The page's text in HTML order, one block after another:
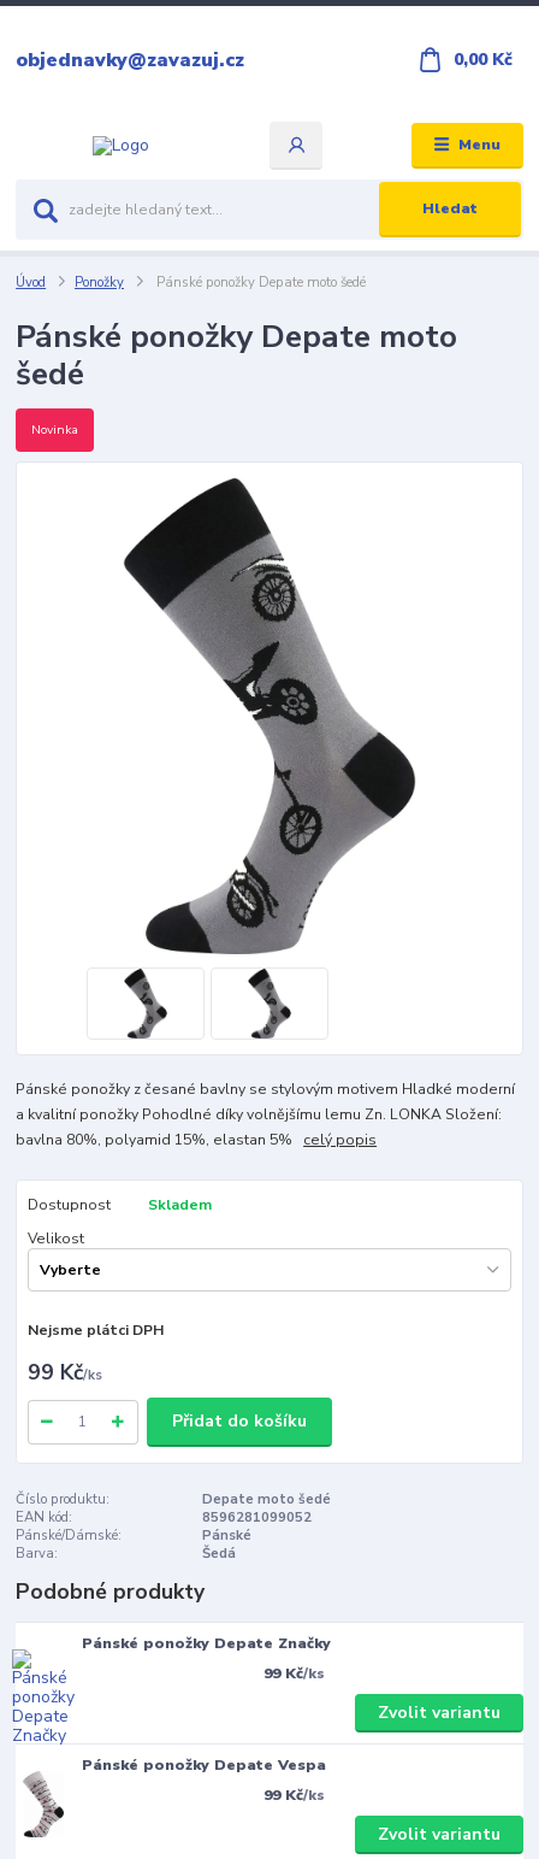
Menu
Hledat
objednavky@zavazuj.cz 0,00 Kč
Úvod Ponožky Pánské ponožky Depate moto šedé
Pánské ponožky Depate moto
šedé
Novinka
Pánské ponožky z česané bavlny se stylovým motivem Hladké moderní
a kvalitní ponožky Pohodlné díky volnějšímu lemu Zn. LONKA Složení:
bavlna 80%, polyamid 15%, elastan 5% celý popis
Dostupnost
Skladem
Velikost
Nejsme plátci DPH
99 Kč/ks
Přidat do košíku
Číslo produktu:
Depate moto šedé
EAN kód:
8596281099052
Pánské/Dámské:
Pánské
Barva:
Šedá
Podobné produkty
Pánské ponožky Depate Značky
99 Kč/ks
Zvolit variantu
Pánské ponožky Depate Vespa
99 Kč/ks
Zvolit variantu